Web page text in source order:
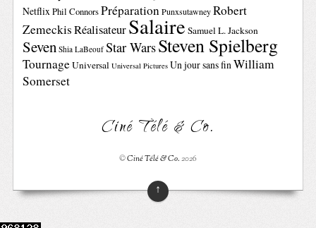
NetflixPhil ConnorsPréparation Punxsutawney Robert
ZemeckisRéalisateurSalaire Samuel L. Jackson
Seven Shia LaBeouf Star WarsSteven Spielberg
TournageUniversal Universal Pictures Un jour sans finWilliam
Somerset
Ciné Télé & Co.
©Ciné Télé & Co.2026
↑